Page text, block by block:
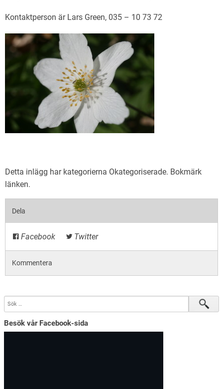
Kontaktperson är Lars Green, 035 – 10 73 72
Detta inlägg har kategorierna Okategoriserade. Bokmärk
länken.
Dela
Facebook Twitter
Kommentera
Besök vår Facebook-sida